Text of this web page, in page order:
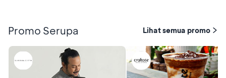
Promo Serupa Lihat semua promo